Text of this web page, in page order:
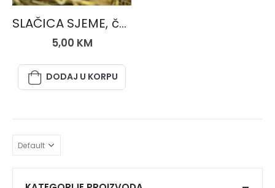
SLAČICA SJEME, čaj 50 gr.
5,00 KM
DODAJ U KORPU